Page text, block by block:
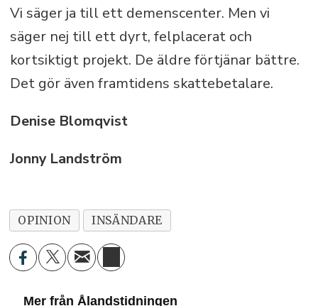
Vi säger ja till ett demenscenter. Men vi
säger nej till ett dyrt, felplacerat och
kortsiktigt projekt. De äldre förtjänar bättre.
Det gör även framtidens skattebetalare.
Denise Blomqvist
Jonny Landström
OPINION INSÄNDARE